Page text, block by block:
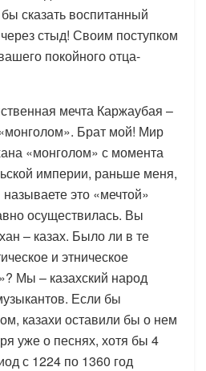
сказать воспитанный
стыд! Своим поступком
покойного отца-
мечта Каржаубая –
Брат мой! Мир
«монголом» с момента
империи, раньше меня,
это «мечтой»
осуществилась. Вы
– казах. Было ли в те
и этническое
Мы – казахский народ
Если бы
казахи оставили бы о нем
уже о песнях, хотя бы 4
с 1224 по 1360 год